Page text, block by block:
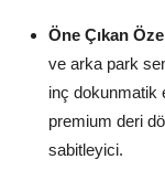
Öne Çıkan
ve arka park
inç dokunmatik
premium deri
sabitleyici.